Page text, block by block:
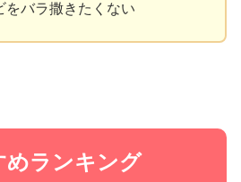
をバラ撒きたくない
めランキング